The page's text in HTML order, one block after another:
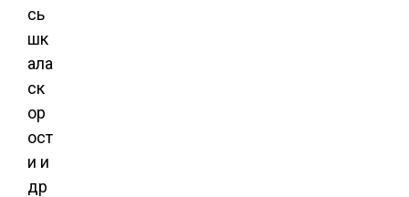
сь
шк
ала
ск
ор
ост
и и
др